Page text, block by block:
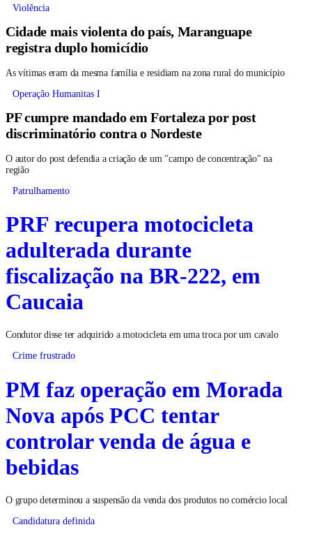
Violência
Cidade mais violenta do país, Maranguape
registra duplo homicídio
As vítimas eram da mesma família e residiam na zona rural do município
Operação Humanitas I
PF cumpre mandado em Fortaleza por post
discriminatório contra o Nordeste
O autor do post defendia a criação de um "campo de concentração" na
região
Patrulhamento
PRF recupera motocicleta
adulterada durante
fiscalização na BR-222, em
Caucaia
Condutor disse ter adquirido a motocicleta em uma troca por um cavalo
Crime frustrado
PM faz operação em Morada
Nova após PCC tentar
controlar venda de água e
bebidas
O grupo determinou a suspensão da venda dos produtos no comércio local
Candidatura definida